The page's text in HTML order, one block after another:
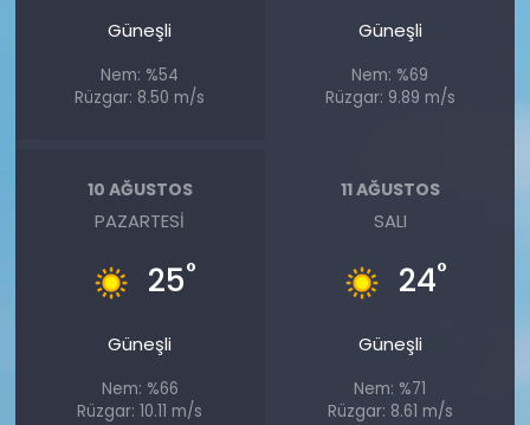
Güneşli
Nem: %54
Rüzgar: 8.50 m/s
Güneşli
Nem: %69
Rüzgar: 9.89 m/s
10 AĞUSTOS
PAZARTESI
25°
Güneşli
Nem: %66
Rüzgar: 10.11 m/s
11 AĞUSTOS
SALI
24°
Güneşli
Nem: %71
Rüzgar: 8.61 m/s